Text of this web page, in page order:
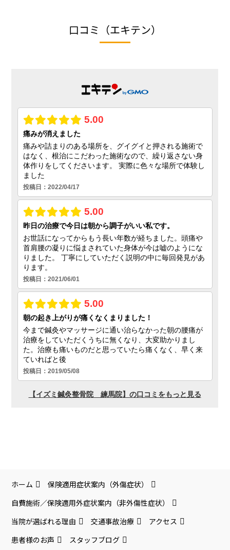
口コミ（エキテン）
ホーム
保険適用症状案内（外傷症状）
自費施術／保険適用外症状案内（非外傷性症状）
当院が選ばれる理由
交通事故治療
アクセス
患者様のお声
スタッフブログ